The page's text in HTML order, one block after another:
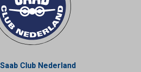
Saab Club Nederland